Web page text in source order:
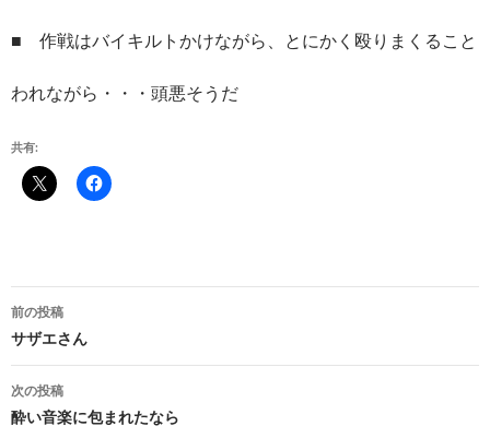
■ 作戦はバイキルトかけながら、とにかく殴りまくること
われながら・・・頭悪そうだ
共有:
投
稿
ナ
ビ
前の投稿
サザエさん
次の投稿
酔い音楽に包まれたなら